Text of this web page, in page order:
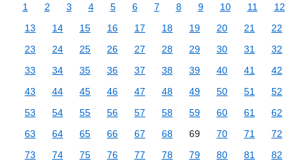
1 2 3 4 5 6 7 8 9 10 11
12
13
14 15 16 17 18 19 20 21
22
23
24 25 26 27 28 29 30 31
32
33
34 35 36 37 38 39 40 41
42
43
44 45 46 47 48 49 50 51
52
53
54 55 56 57 58 59 60 61
62
63
64 65 66 67 68 69 70 71
72
73
74 75 76 77 78 79 80 81
82